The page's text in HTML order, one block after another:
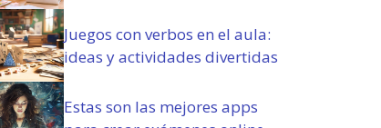
Juegos con verbos en el aula:
ideas y actividades divertidas
Estas son las mejores apps